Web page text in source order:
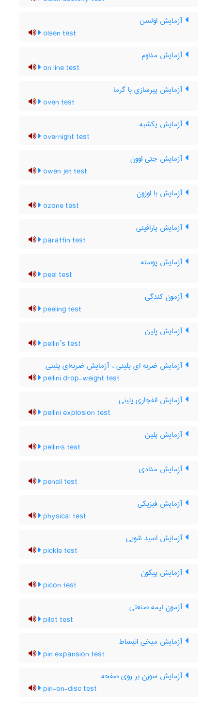
آزمایش اولسن
olsen test
آزمایش مداوم
on line test
آزمایش پیرسازی با گرما
oven test
آزمایش یکشبه
overnight test
آزمایش جتی اوون
owen jet test
آزمایش با اوزون
ozone test
آزمایش پارافینی
paraffin test
آزمایش پوسته
peel test
آزمون کندگی
peeling test
آزمایش پلین
pellin’s test
آزمایش ضربه ای پلینی ، آزمایش ضربه‌ای پلینی
pellini drop-weight test
آزمایش انفجاری پلینی
pellini explosion test
آزمایش پلین
pellin's test
آزمایش مدادی
pencil test
آزمایش فیزیکی
physical test
آزمایش اسید شویی
pickle test
آزمایش پیکون
picon test
آزمون نیمه صنعتی
pilot test
آزمایش میخی انبساط
pin expansion test
آزمایش سوزن بر روی صفحه
pin-on-disc test